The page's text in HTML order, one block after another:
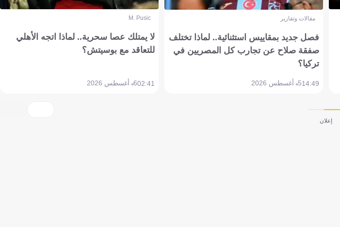
مقالات وتقارير
فصل جديد بمقاييس استثنائية.. لماذا تختلف
صفقة صلاح عن تجارب كل المصريين في
تركيا؟
14:495 أغسطس 2026
M. Pusic
لا يمتلك عصا سحرية.. لماذا اتجه الأهلي
للتعاقد مع بوسيتش؟
02:416 أغسطس 2026
إعلان